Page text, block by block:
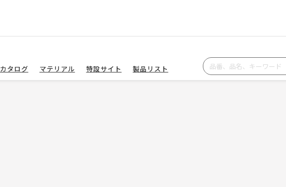
カタログ マテリアル 特設サイト 製品リスト